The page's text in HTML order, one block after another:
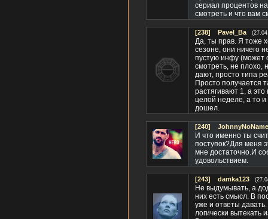
сериал процентов
смотреть и что вам
[238] Pavel_Ba
Да, ты прав. Я тоже
сезоне, они ничего
пустую инфу (может
смотреть, не плохо,
дают, просто типа
Просто получается
растягивают 1, а
целой неделе, а то и
дошел.
[240]
И что именно ты
поступок?Для меня
мне достаточно.И
удовольствием.
[243] damka123
Не выдумывать, а
них есть смысл. В
уже и ответы
логически вытекать